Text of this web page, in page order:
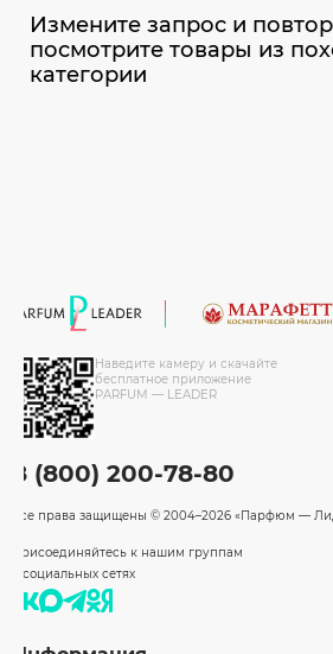
Измените запрос и
посмотрите товары из
категории
Наведите камеру и скачайте
бесплатное приложение
PARFUM — LEADER
8 (800) 200-78-80
Все права защищены © 2004–2026 «Парфюм —
Присоединяйтесь к нашим группам
в социальных сетях